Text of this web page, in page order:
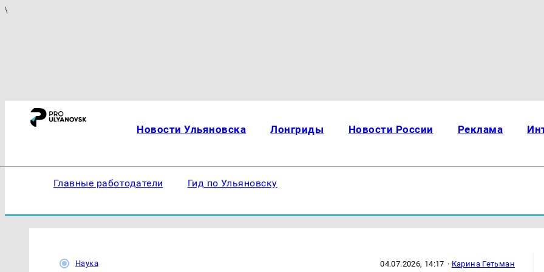
\
Новости Ульяновска Лонгриды Новости России Реклама
Главные работодатели Гид по Ульяновску
Наука 04.07.2026, 14:17 · Карина Гетьман